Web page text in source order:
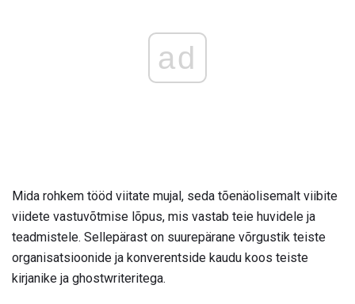
ad
Mida rohkem tööd viitate mujal, seda tõenäolisemalt viibite
viidete vastuvõtmise lõpus, mis vastab teie huvidele ja
teadmistele. Sellepärast on suurepärane võrgustik teiste
organisatsioonide ja konverentside kaudu koos teiste
kirjanike ja ghostwriteritega.